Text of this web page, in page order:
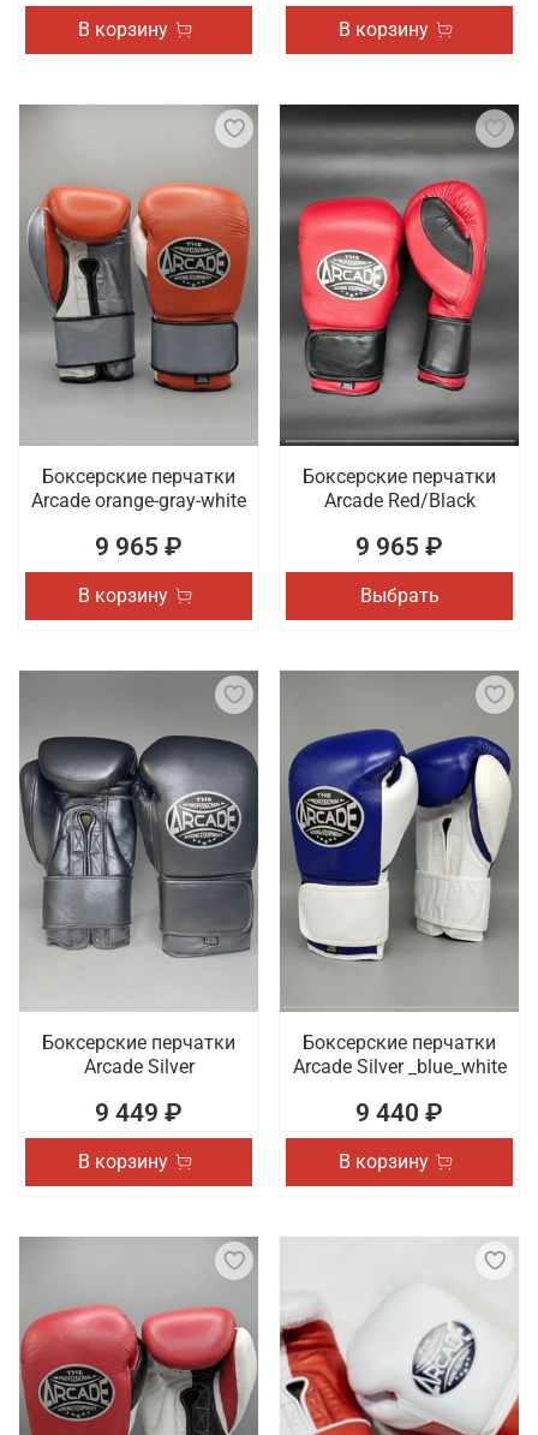
В корзину В корзину
Боксерские перчатки
Arcade orange-gray-white
9 965 ₽
В корзину
Боксерские перчатки
Arcade Red/Black
9 965 ₽
Выбрать
Боксерские перчатки
Arcade Silver
9 449 ₽
В корзину
Боксерские перчатки
Arcade Silver _blue_white
9 440 ₽
В корзину